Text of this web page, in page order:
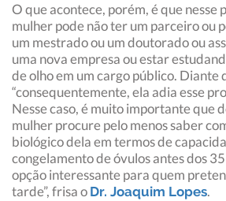
O que acontece, porém, é que nesse
mulher pode não ter um parceiro ou
um mestrado ou um doutorado ou
uma nova empresa ou estar
de olho em um cargo público. Diante
“consequentemente, ela adia esse
Nesse caso, é muito importante que
mulher procure pelo menos saber
biológico dela em termos de
congelamento de óvulos antes dos
opção interessante para quem
tarde”, frisa o Dr. Joaquim Lopes.